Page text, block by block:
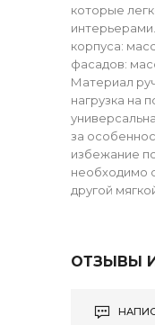
которые
корпуса:
фасадов:
Материал
нагрузка на
за
избежание
необходимо
другой
ОТЗЫВЫ